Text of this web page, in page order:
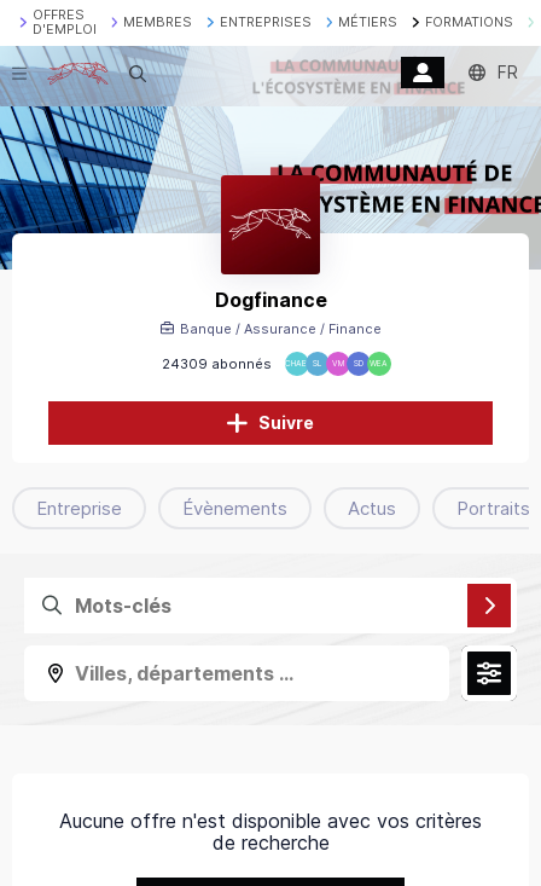
OFFRES
D'EMPLOI
MEMBRES ENTREPRISES MÉTIERS FORMATIONS
Recherche FR
Dogfinance
24309 abonnés CHABM SL VM SD WEA
Banque / Assurance / Finance
Suivre
Entreprise Évènements Actus Portraits
Villes, départements ...
Aucune offre n'est disponible avec vos critères
de recherche